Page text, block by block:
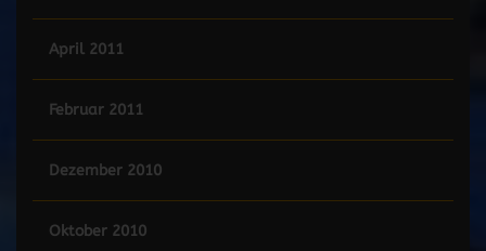
April 2011
Februar 2011
Dezember 2010
Oktober 2010